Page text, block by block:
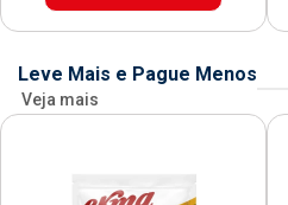
Leve Mais e Pague Menos
Veja mais